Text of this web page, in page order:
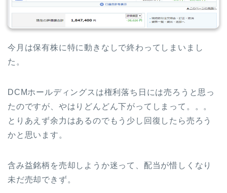
今月は保有株に特に動きなしで終わってしまいまし
た。
DCMホールディングスは権利落ち日には売ろうと思っ
たのですが、やはりどんどん下がってしまって。。。
とりあえず余力はあるのでもう少し回復したら売ろう
かと思います。
含み益銘柄を売却しようか迷って、配当が惜しくなり
未だ売却できず。